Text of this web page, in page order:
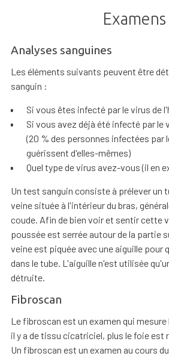
Examens
Analyses sanguines
Les éléments suivants peuvent être
sanguin :
Si vous êtes infecté par le virus de
Si vous avez déjà été infecté par le
(20 % des personnes infectées par
guérissent d'elles-mêmes)
Quel type de virus avez-vous (il en
Un test sanguin consiste à prélever un
veine située à l'intérieur du bras,
coude. Afin de bien voir et sentir cette
poussée est serrée autour de la partie
veine est piquée avec une aiguille pour
dans le tube. L'aiguille n'est utilisée
détruite.
Fibroscan
Le fibroscan est un examen qui
il y a de tissu cicatriciel, plus le foie est
Un fibroscan est un examen au cours